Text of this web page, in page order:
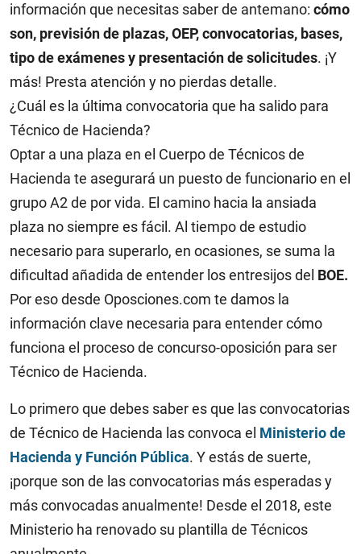
información que necesitas saber de antemano: cómo
son, previsión de plazas, OEP, convocatorias, bases,
tipo de exámenes y presentación de solicitudes. ¡Y
más! Presta atención y no pierdas detalle.
¿Cuál es la última convocatoria que ha salido para
Técnico de Hacienda?
Optar a una plaza en el Cuerpo de Técnicos de
Hacienda te asegurará un puesto de funcionario en el
grupo A2 de por vida. El camino hacia la ansiada
plaza no siempre es fácil. Al tiempo de estudio
necesario para superarlo, en ocasiones, se suma la
dificultad añadida de entender los entresijos del BOE.
Por eso desde Oposciones.com te damos la
información clave necesaria para entender cómo
funciona el proceso de concurso-oposición para ser
Técnico de Hacienda.
Lo primero que debes saber es que las convocatorias
de Técnico de Hacienda las convoca el Ministerio de
Hacienda y Función Pública. Y estás de suerte,
¡porque son de las convocatorias más esperadas y
más convocadas anualmente! Desde el 2018, este
Ministerio ha renovado su plantilla de Técnicos